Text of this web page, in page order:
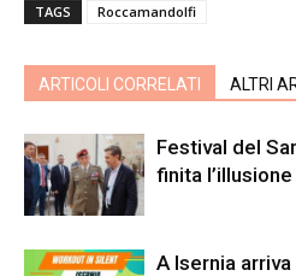
TAGS Roccamandolfi
ARTICOLI CORRELATI ALTRI
Festival del
finita
A Isernia